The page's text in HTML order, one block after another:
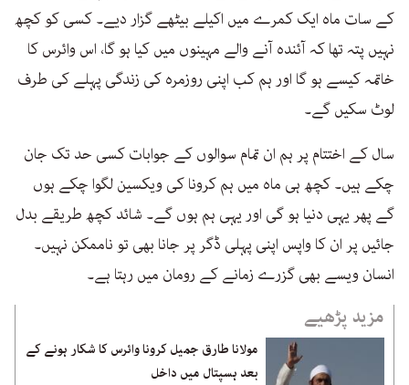
کے سات ماہ ایک کمرے میں اکیلے بیٹھے گزار دیے۔ کسی کو کچھ
نہیں پتہ تھا کہ آئندہ آنے والے مہینوں میں کیا ہو گا، اس وائرس کا
خاتمہ کیسے ہو گا اور ہم کب اپنی روزمرہ کی زندگی پہلے کی طرف
لوٹ سکیں گے۔
سال کے اختتام پر ہم ان تمام سوالوں کے جوابات کسی حد تک جان
چکے ہیں۔ کچھ ہی ماہ میں ہم کرونا کی ویکسین لگوا چکے ہوں
گے پھر یہی دنیا ہو گی اور یہی ہم ہوں گے۔ شائد کچھ طریقے بدل
جائیں پر ان کا واپس اپنی پہلی ڈگر پر جانا بھی تو ناممکن نہیں۔
انسان ویسے بھی گزرے زمانے کے رومان میں رہتا ہے۔
مزید پڑھیے
مولانا طارق جمیل کرونا وائرس کا شکار ہونے کے
بعد ہسپتال میں داخل